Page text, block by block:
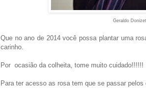
Geraldo
Que no ano de 2014 você possa plantar uma
carinho.
Por ocasião da colheita, tome muito cuidado!!!!!!
Para ter acesso as rosa tem que se passar